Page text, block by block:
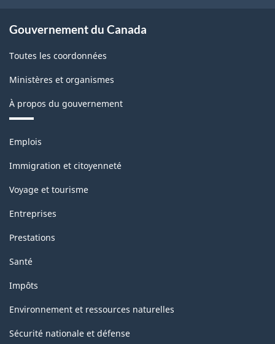
Gouvernement du Canada
Toutes les coordonnées
Ministères et organismes
À propos du gouvernement
Thèmes
sujets
Emplois
Immigration et citoyenneté
Voyage et tourisme
Entreprises
Prestations
Santé
Impôts
Environnement et ressources naturelles
Sécurité nationale et défense